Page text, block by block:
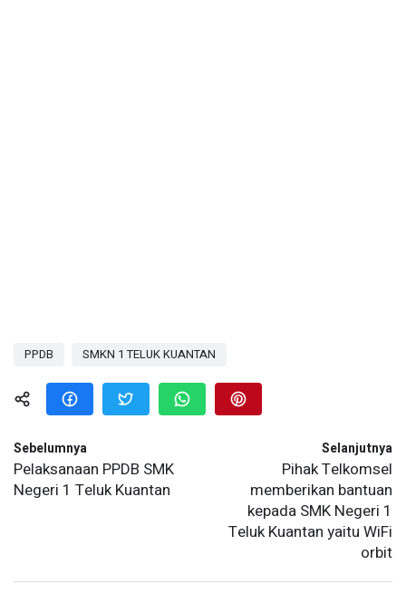
PPDB SMKN 1 TELUK KUANTAN
Sebelumnya
Pelaksanaan PPDB SMK
Negeri 1 Teluk Kuantan
Selanjutnya
Pihak Telkomsel
memberikan bantuan
kepada SMK Negeri 1
Teluk Kuantan yaitu WiFi
orbit